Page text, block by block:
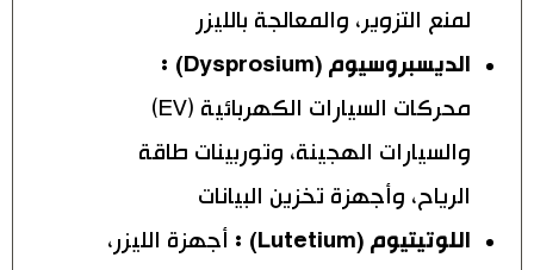
لمنع التزوير، والمعالجة بالليزر
الديسبروسيوم (Dysprosium) :
محركات السيارات الكهربائية (EV)
والسيارات الهجينة، وتوربينات طاقة
الرياح، وأجهزة تخزين البيانات
اللوتيتيوم (Lutetium) :
أجهزة الليزر،